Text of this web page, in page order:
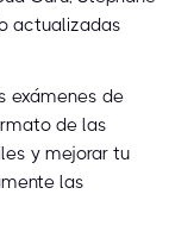
actualizadas
exámenes de
de las
y mejorar tu
las